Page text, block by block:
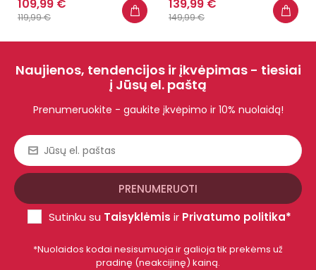
109,99 €
119,99 €
139,99 €
149,99 €
Naujienos, tendencijos ir įkvėpimas - tiesiai
į Jūsų el. paštą
Prenumeruokite - gaukite įkvėpimo ir 10% nuolaidą!
Sutinku su Taisyklėmis ir Privatumo politika*
*Nuolaidos kodai nesisumuoja ir galioja tik prekėms už
pradinę (neakcijinę) kainą.